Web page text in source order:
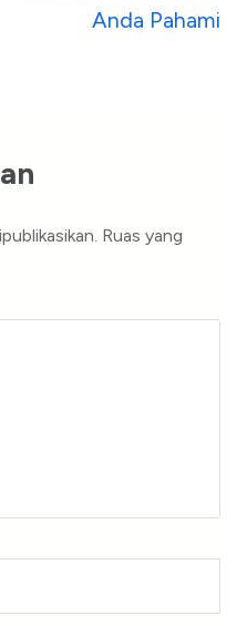
Anda Pahami
Ruas yang